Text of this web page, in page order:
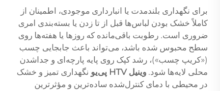
برای نگهداری بلندمدت یا انبارداری موجودی، اطمینان از
کاملاً خشک بودن لباس‌ها قبل از تا زدن یا بسته‌بندی امری
ضروری است. رطوبت باقی‌مانده که روزها یا هفته‌ها روی
سطح محبوس شده باشد، می‌تواند باعث جابجایی چسب
(«کریپ چسب»)، رشد کپک روی پایه پارچه‌ای و جداشدن
محلی لایه‌ها شود. وینیل HTV پی‌یو
نگهداری تمیز و خشک
در محیطی با دمای کنترل‌شده ساده‌ترین و مؤثرترین